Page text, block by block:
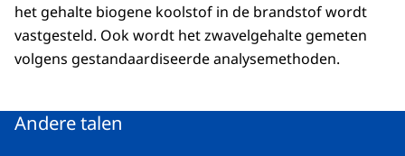
het gehalte biogene koolstof in de brandstof wordt
vastgesteld. Ook wordt het zwavelgehalte gemeten
volgens gestandaardiseerde analysemethoden.
Andere talen